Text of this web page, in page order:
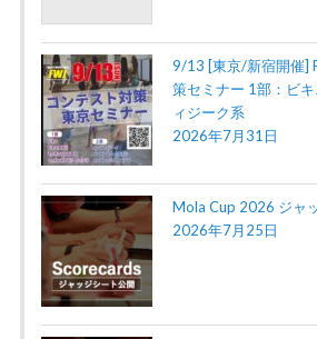
9/13 [東京/新宿開催]
策セミナー 1部：ビ
ィジーク系
2026年7月31日
Mola Cup 2026 ジャ
2026年7月25日